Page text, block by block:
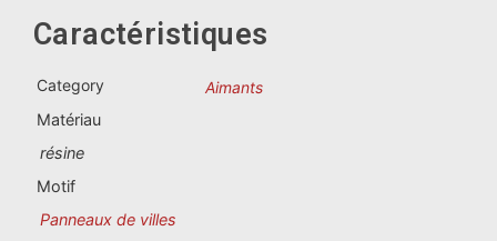
Souvenirs personnalisés
La Coruña
Caractéristiques
Category
Aimants
Matériau
résine
Motif
Panneaux de villes